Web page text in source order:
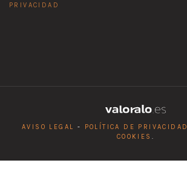
PRIVACIDAD
AVISO LEGAL - POLÍTICA DE PRIVACIDAD
COOKIES .